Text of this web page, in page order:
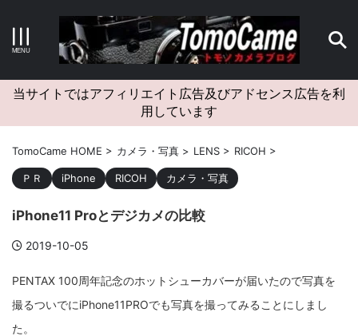
キーワードで検索する
カテゴリー
アーカイブ
タグクラウド
当サイトではアフィリエイト広告及びアドセンス広告を利
用しています
TomoCame HOME > カメラ・写真 > LENS > RICOH >
ＰＲ iPhone RICOH カメラ・写真
iPhone11 Proとデジカメの比較
2019-10-05
PENTAX 100周年記念のホットシューカバーが届いたので写真を
撮るついでにiPhone11PROでも写真を撮ってみることにしまし
た。